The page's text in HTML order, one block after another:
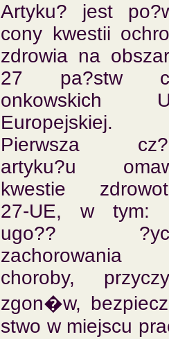
Artyku? jest
cony kwestii
zdrowia na
27 pa?stw
onkowskich
Europejskiej.
Pierwsza
artyku?u
kwestie
27-UE, w tym:
ugo??
zachorowania
choroby,
zgon�w,
stwo w miejscu